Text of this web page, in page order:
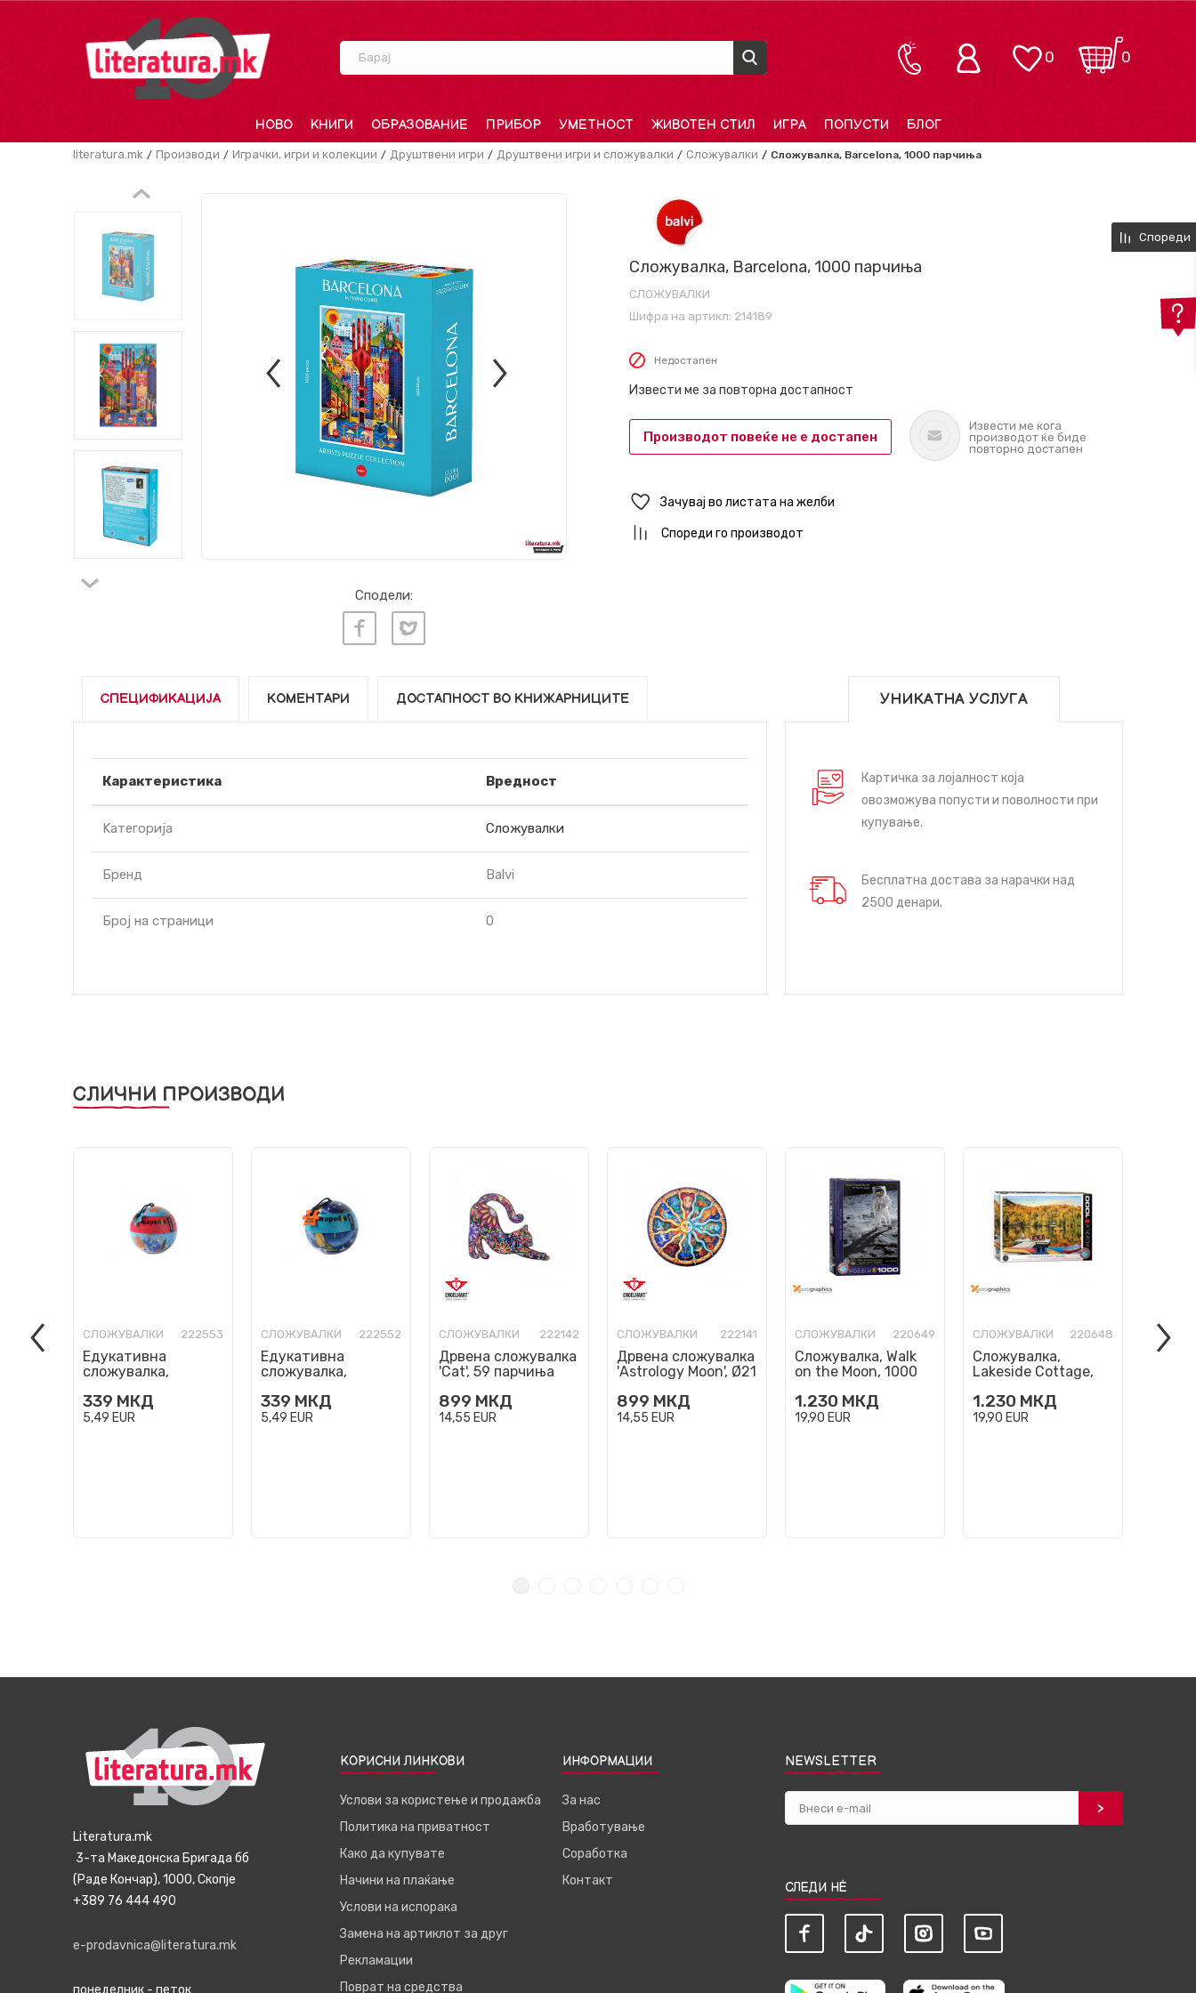
Барај 0
0
НОВО КНИГИ ОБРАЗОВАНИЕ ПРИБОР УМЕТНОСТ ЖИВОТЕН СТИЛ ИГРА ПОПУСТИ БЛОГ
literatura.mk Производи Играчки, игри и колекции Друштвени игри Друштвени игри и сложувалки Сложувалки Сложувалка, Barcelona, 1000 парчиња
Сподели:
Сложувалка, Barcelona, 1000 парчиња
СЛОЖУВАЛКИ
Шифра на артикл: 214189
Недостапен
Извести ме за повторна достапност
Производот повеќе не е достапен
Извести ме кога
производот ќе биде
повторно достапен
Зачувај во листата на желби
Спореди го производот
СПЕЦИФИКАЦИЈА КОМЕНТАРИ ДОСТАПНОСТ ВО КНИЖАРНИЦИТЕ
Карактеристика Вредност
Kатегорија Сложувалки
Бренд Balvi
Број на страници 0
УНИКАТНА УСЛУГА
Картичка за лојалност која
овозможува попусти и поволности при
купување.
Бесплатна достава за нарачки над
2500 денари.
СЛИЧНИ ПРОИЗВОДИ
СЛОЖУВАЛКИ 222553
Едукативна
сложувалка,
100 парчиња
339 МКД
5,49 EUR
СЛОЖУВАЛКИ 222552
Едукативна
сложувалка,
System, 100
парчиња
339 МКД
5,49 EUR
СЛОЖУВАЛКИ 222142
Дрвена сложувалка
'Cat', 59 парчиња
899 МКД
14,55 EUR
СЛОЖУВАЛКИ 222141
Дрвена сложувалка
'Astrology Moon', Ø21
899 МКД
14,55 EUR
СЛОЖУВАЛКИ 220649
Сложувалка, Walk
on the Moon, 1000
Cut)
1.230 МКД
19,90 EUR
СЛОЖУВАЛКИ 220648
Сложувалка,
Lakeside Cottage,
парчиња (Smart
Cut)
1.230 МКД
19,90 EUR
Спореди
Literatura.mk
3-та Македонска Бригада бб
(Раде Кончар), 1000, Скопје
+389 76 444 490
e-prodavnica@literatura.mk
понеделник - петок
КОРИСНИ ЛИНКОВИ
Услови за користење и продажба
Политика на приватност
Како да купувате
Начини на плаќање
Услови на испорака
Замена на артиклот за друг
Рекламации
Поврат на средства
ИНФОРМАЦИИ
За нас
Вработување
Соработка
Контакт
NEWSLETTER
СЛЕДИ НЀ